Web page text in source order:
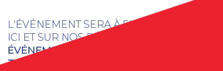
L'ÉVÉNEMENT SERA À SUIVRE EN LIGNE
ICI ET SUR NOS RÉSEAUX SOCIAUX
ÉVÉNEMENT BILINGUE AVEC SOUS-
TITRES ANGLAIS